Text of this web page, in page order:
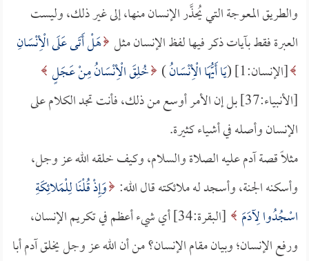
والطريق المعوجة التي يُحذَّر الإنسان منها، إلى غير ذلك، وليست
العبرة فقط بآيات ذكر فيها لفظ الإنسان مثل هَلْ أَتَى عَلَى الْأِنْسَانِ
[الإنسان:1] (
يَا أَيُّهَا الْأِنْسَانُ) خُلِقَ الْأِنْسَانُ مِنْ عَجَلٍ
[الأنبياء:37] بل إن الأمر أوسع من ذلك، فأنت تجد الكلام على
الإنسان وأصله في أشياء كثيرة.
مثلاً قصة آدم عليه الصلاة والسلام، وكيف خلقه الله عز وجل،
وأسكنه الجنة، وأسجد له ملائكته قال الله: وَإِذْ قُلْنَا لِلْمَلائِكَةِ
اسْجُدُوا لِآدَمَ
[البقرة:34] أي شيء أعظم في تكريم الإنسان،
ورفع الإنسان؛ وبيان مقام الإنسان؟ من أن الله عز وجل يخلق آدم أبا